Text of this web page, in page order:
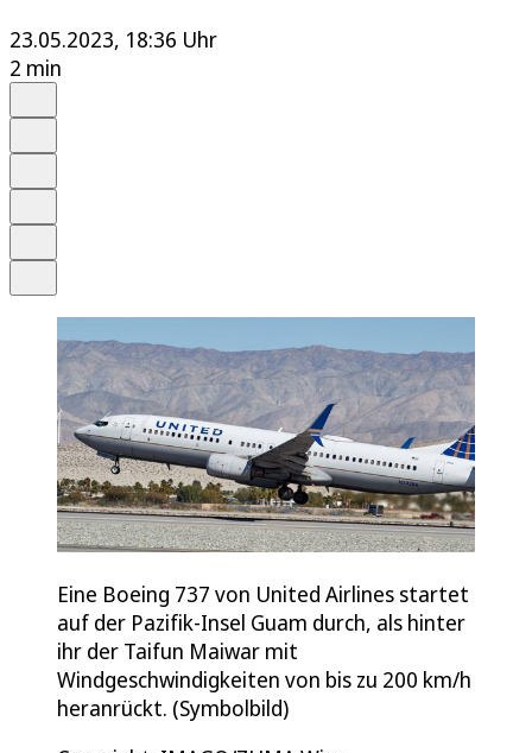
23.05.2023, 18:36 Uhr
2 min
Eine Boeing 737 von United Airlines startet
auf der Pazifik-Insel Guam durch, als hinter
ihr der Taifun Maiwar mit
Windgeschwindigkeiten von bis zu 200 km/h
heranrückt. (Symbolbild)